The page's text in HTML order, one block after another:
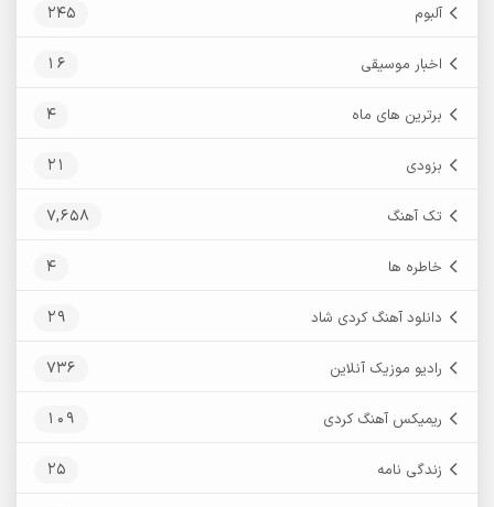
آلبوم 245
اخبار موسیقی 16
برترین های ماه 4
بزودی 21
تک آهنگ 7,658
خاطره ها 4
دانلود آهنگ کردی شاد 29
رادیو موزیک آنلاین 736
ریمیکس آهنگ کردی 109
زندگی نامه 25